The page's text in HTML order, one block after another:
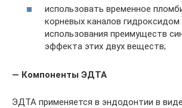
использовать временное
корневых каналов гидроксидом
использования преимуществ
эффекта этих двух веществ;
— Компоненты ЭДТА
ЭДТА применяется в эндодонтии в